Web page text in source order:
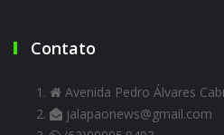
Contato
Avenida Pedro Álvares
jalapaonews@gmail.com